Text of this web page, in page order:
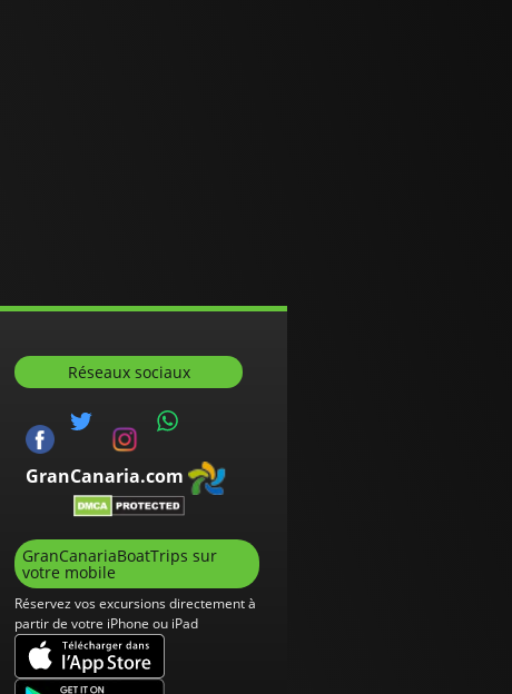
Réseaux sociaux
GranCanaria.com
GranCanariaBoatTrips sur
votre mobile
Réservez vos excursions directement à
partir de votre iPhone ou iPad